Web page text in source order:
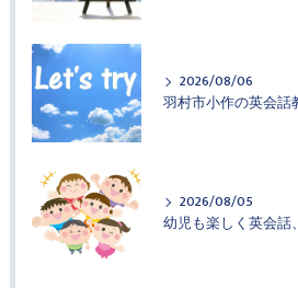
2026/08/06
2026/08/05